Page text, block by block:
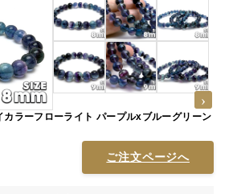
カラーフローライト パープルxブルーグリーン
ご注文ページへ